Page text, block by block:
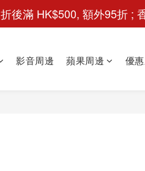
折後滿 HK$500, 額外95折 ;
影音周邊 蘋果周邊 優